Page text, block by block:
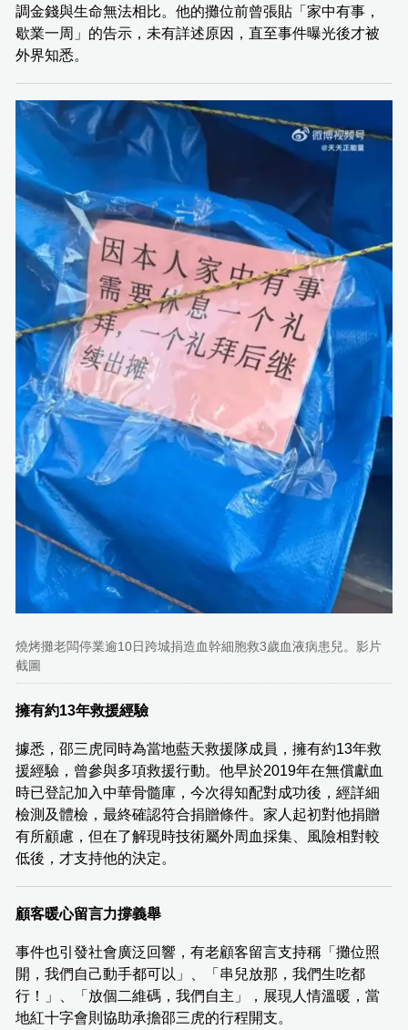
調金錢與生命無法相比。他的攤位前曾張貼「家中有事，
歇業一周」的告示，未有詳述原因，直至事件曝光後才被
外界知悉。
燒烤攤老闆停業逾10日跨城捐造血幹細胞救3歲血液病患兒。影片
截圖
擁有約13年救援經驗
據悉，邵三虎同時為當地藍天救援隊成員，擁有約13年救
援經驗，曾參與多項救援行動。他早於2019年在無償獻血
時已登記加入中華骨髓庫，今次得知配對成功後，經詳細
檢測及體檢，最終確認符合捐贈條件。家人起初對他捐贈
有所顧慮，但在了解現時技術屬外周血採集、風險相對較
低後，才支持他的決定。
顧客暖心留言力撐義舉
事件也引發社會廣泛回響，有老顧客留言支持稱「攤位照
開，我們自己動手都可以」、「串兒放那，我們生吃都
行！」、「放個二維碼，我們自主」，展現人情溫暖，當
地紅十字會則協助承擔邵三虎的行程開支。